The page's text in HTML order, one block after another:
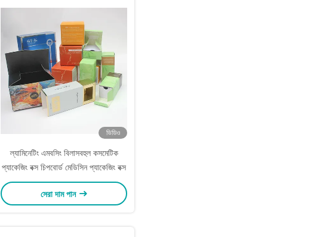
ভিডিও
ল্যামিনেটিং এমবসিং বিলাসবহুল কসমেটিক
প্যাকেজিং বক্স চিপবোর্ড মেডিসিন প্যাকেজিং বক্স
সেরা দাম পান